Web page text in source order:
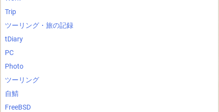
Trip
ツーリング・旅の記録
tDiary
PC
Photo
ツーリング
自鯖
FreeBSD